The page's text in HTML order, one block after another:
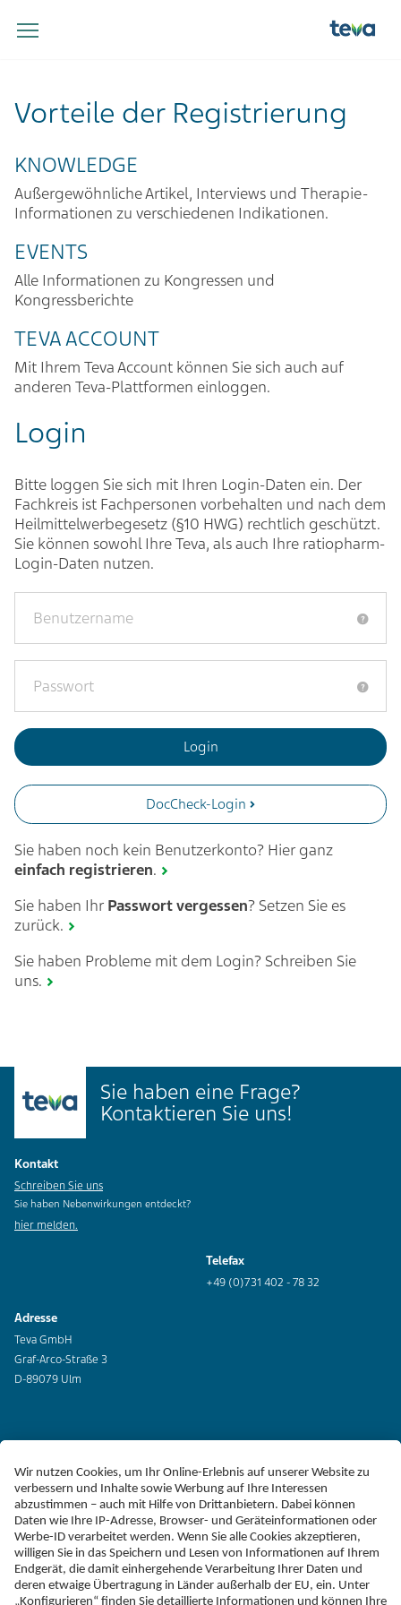
Vorteile der Registrierung
KNOWLEDGE
Außergewöhnliche Artikel, Interviews und Therapie-
Informationen zu verschiedenen Indikationen.
EVENTS
Alle Informationen zu Kongressen und
Kongressberichte
TEVA ACCOUNT
Mit Ihrem Teva Account können Sie sich auch auf
anderen Teva-Plattformen einloggen.
Login
Bitte loggen Sie sich mit Ihren Login-Daten ein. Der
Fachkreis ist Fachpersonen vorbehalten und nach dem
Heilmittelwerbegesetz (§10 HWG) rechtlich geschützt.
Sie können sowohl Ihre Teva, als auch Ihre ratiopharm-
Login-Daten nutzen.
DocCheck-Login
Sie haben noch kein Benutzerkonto? Hier ganz
einfach registrieren.
Sie haben Ihr Passwort vergessen? Setzen Sie es
zurück.
Sie haben Probleme mit dem Login? Schreiben Sie
uns.
Sie haben eine Frage?
Kontaktieren Sie uns!
Kontakt
Schreiben Sie uns
Sie haben Nebenwirkungen entdeckt?
hier melden.
Telefax
+49 (0)731 402 - 78 32
Adresse
Teva GmbH
Graf-Arco-Straße 3
D-89079 Ulm
Erklärung zur Barrierefreiheit
Impressum
Liefer-AGB
Datenschutz
Haftungsausschluss